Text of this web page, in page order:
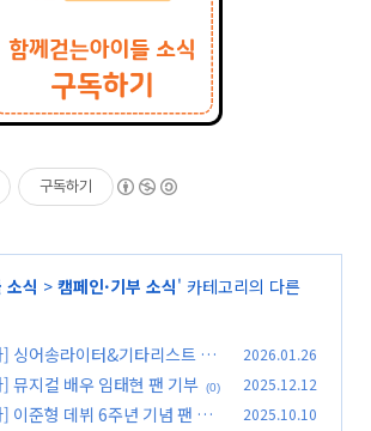
구독하기
소식 > 캠페인·기부 소식' 카테고리의 다른
싱어송라이터&기타리스트 적
부 (1)
2026.01.26
뮤지컬 배우 임태현 팬 기부 (0) 2025.12.12
이준형 데뷔 6주년 기념 팬 기
2025.10.10